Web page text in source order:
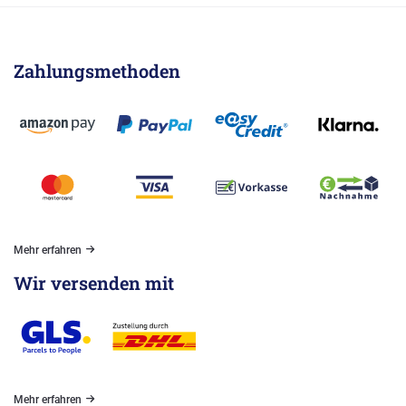
Zahlungsmethoden
Mehr erfahren
Wir versenden mit
Mehr erfahren